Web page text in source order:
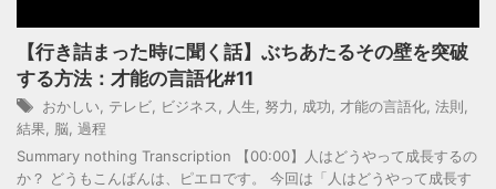
【行き詰まった時に聞く話】ぶちあたるその壁を突破
する方法：才能の言語化#11
おかしい, テレビ, ビジネス, 人生, 努力, 成功, 才能の言語化, 法則,
結果, 脳, 過程
Summary nothing Transcription 【00:00】人はどうやって成長するの
か？ どうもこんばんは、ピエロです。 今回は「人はどうやって成長す